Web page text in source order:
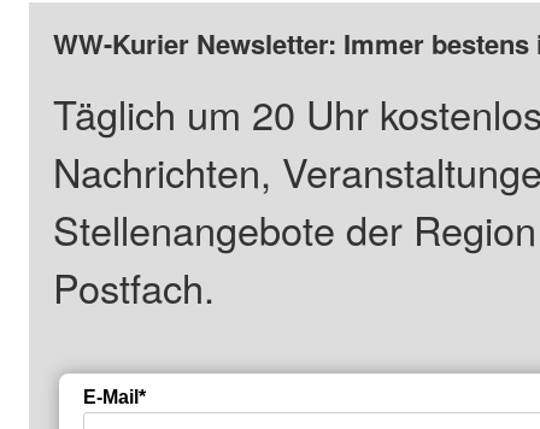
WW-Kurier Newsletter: Immer
Täglich um 20 Uhr
Nachrichten,
Stellenangebote der
Postfach.
E-Mail*